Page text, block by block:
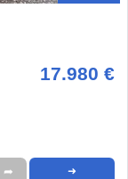
17.980 €
➦ ➜